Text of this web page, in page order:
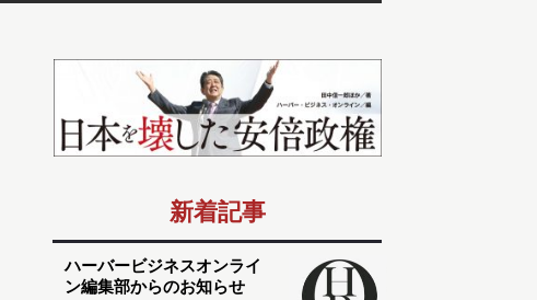
新着記事
ハーバービジネスオンライ
ン編集部からのお知らせ